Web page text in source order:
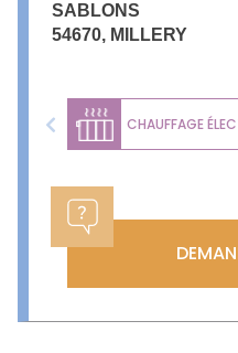
SABLONS
54670, MILLERY
CHAUFFAGE
Previous